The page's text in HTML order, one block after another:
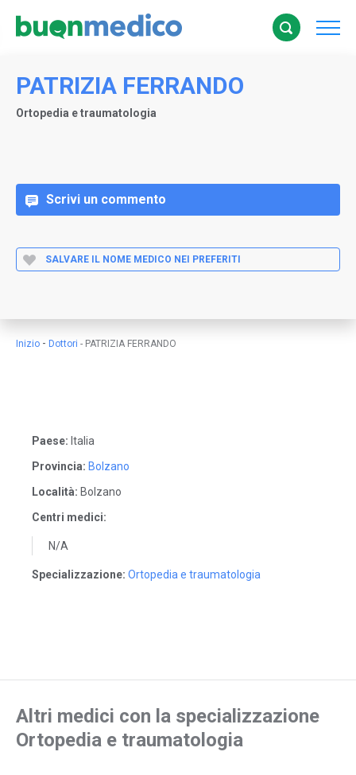
PATRIZIA FERRANDO
Ortopedia e traumatologia
Scrivi un commento
SALVARE IL NOME MEDICO NEI PREFERITI
Inizio - Dottori - PATRIZIA FERRANDO
Paese: Italia
Provincia: Bolzano
Località: Bolzano
Centri medici:
N/A
Specializzazione: Ortopedia e traumatologia
Altri medici con la specializzazione
Ortopedia e traumatologia